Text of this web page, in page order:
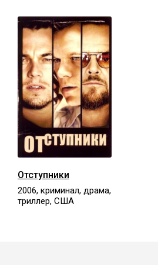
Отступники
2006, криминал, драма,
триллер, США